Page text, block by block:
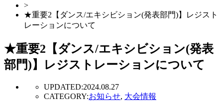
>
★重要2【ダンス/エキシビション(発表部門)】レジスト
レーションについて
★重要2【ダンス/エキシビション(発表
部門)】レジストレーションについて
UPDATED:2024.08.27
CATEGORY:お知らせ, 大会情報